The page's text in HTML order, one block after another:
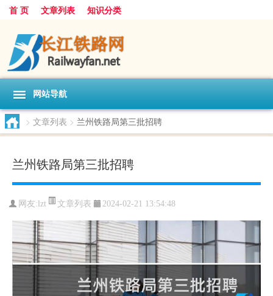
首 页 文章列表 知识分类
网站导航
> 文章列表 > 兰州铁路局第三批招聘
兰州铁路局第三批招聘
网友: lzt 文章列表 2024-02-21 13:54:48